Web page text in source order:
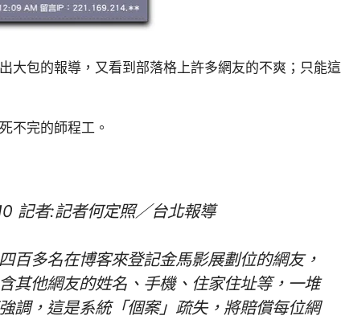
大包的報導，又看到部落格上許多網友的不爽；只能這
不完的師程工。
記者:記者何定照／台北報導
百多名在博客來登記金馬影展劃位的網友，
其他網友的姓名、手機、住家住址等，一堆
調，這是系統「個案」疏失，將賠償每位網